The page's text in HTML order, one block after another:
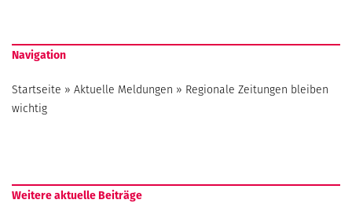
Navigation
Startseite » Aktuelle Meldungen » Regionale Zeitungen bleiben
wichtig
Weitere aktuelle Beiträge